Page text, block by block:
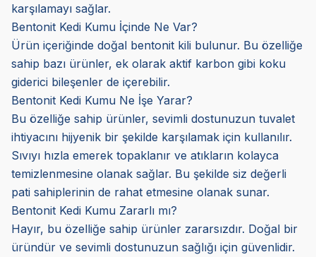
karşılamayı sağlar.
Bentonit Kedi Kumu İçinde Ne Var?
Ürün içeriğinde doğal bentonit kili bulunur. Bu özelliğe
sahip bazı ürünler, ek olarak aktif karbon gibi koku
giderici bileşenler de içerebilir.
Bentonit Kedi Kumu Ne İşe Yarar?
Bu özelliğe sahip ürünler, sevimli dostunuzun tuvalet
ihtiyacını hijyenik bir şekilde karşılamak için kullanılır.
Sıvıyı hızla emerek topaklanır ve atıkların kolayca
temizlenmesine olanak sağlar. Bu şekilde siz değerli
pati sahiplerinin de rahat etmesine olanak sunar.
Bentonit Kedi Kumu Zararlı mı?
Hayır, bu özelliğe sahip ürünler zararsızdır. Doğal bir
üründür ve sevimli dostunuzun sağlığı için güvenlidir.